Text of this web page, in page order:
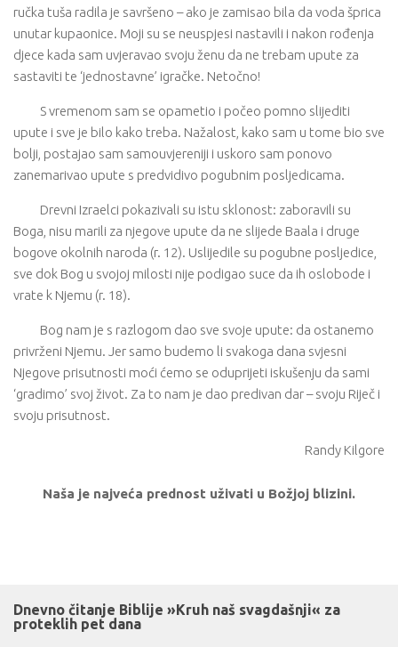
ručka tuša radila je savršeno – ako je zamisao bila da voda šprica
unutar kupaonice. Moji su se neuspjesi nastavili i nakon rođenja
djece kada sam uvjeravao svoju ženu da ne trebam upute za
sastaviti te ‘jednostavne’ igračke. Netočno!
S vremenom sam se opametio i počeo pomno slijediti
upute i sve je bilo kako treba. Nažalost, kako sam u tome bio sve
bolji, postajao sam samouvjereniji i uskoro sam ponovo
zanemarivao upute s predvidivo pogubnim posljedicama.
Drevni Izraelci pokazivali su istu sklonost: zaboravili su
Boga, nisu marili za njegove upute da ne slijede Baala i druge
bogove okolnih naroda (r. 12). Uslijedile su pogubne posljedice,
sve dok Bog u svojoj milosti nije podigao suce da ih oslobode i
vrate k Njemu (r. 18).
Bog nam je s razlogom dao sve svoje upute: da ostanemo
privrženi Njemu. Jer samo budemo li svakoga dana svjesni
Njegove prisutnosti moći ćemo se oduprijeti iskušenju da sami
‘gradimo’ svoj život. Za to nam je dao predivan dar – svoju Riječ i
svoju prisutnost.
Randy Kilgore
Naša je najveća prednost uživati u Božjoj blizini.
Dnevno čitanje Biblije »Kruh naš svagdašnji« za
proteklih pet dana